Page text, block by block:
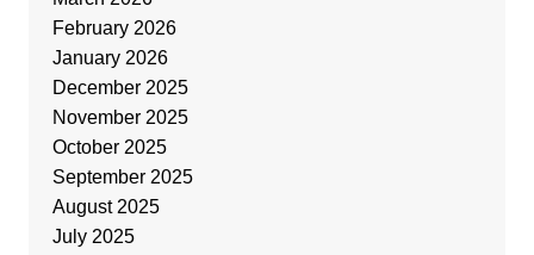
February 2026
January 2026
December 2025
November 2025
October 2025
September 2025
August 2025
July 2025